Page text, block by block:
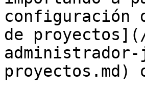
configuración
de